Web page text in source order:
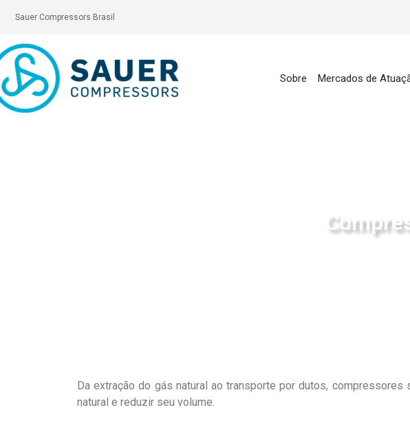
Sauer Compressors Brasil
Sobre Mercados de
Da extração do gás natural ao transporte por dutos,
natural e reduzir seu volume.